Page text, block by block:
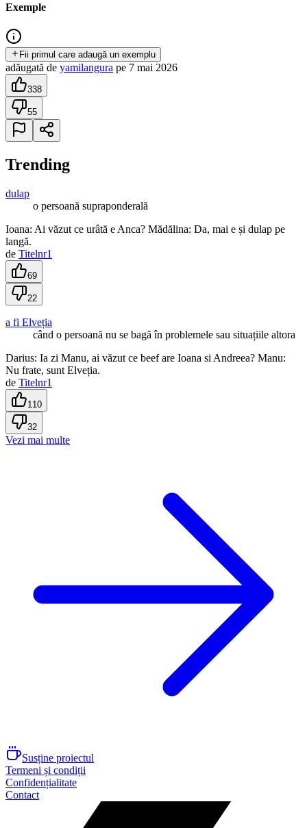
Exemple
Fii primul care adaugă un exemplu
adăugată de yamilangura pe 7 mai 2026
338
55
Trending
dulap
o persoană supraponderală
Ioana: Ai văzut ce urâtă e Anca? Mădălina: Da, mai e și dulap pe
langă.
de Titelnr1
69
22
a fi Elveția
când o persoană nu se bagă în problemele sau situațiile altora
Darius: Ia zi Manu, ai văzut ce beef are Ioana si Andreea? Manu:
Nu frate, sunt Elveția.
de Titelnr1
110
32
Vezi mai multe
Susține proiectul
Termeni și condiții
Confidențialitate
Contact